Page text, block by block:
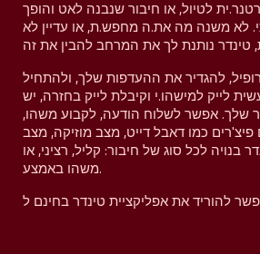
לטיול, או חיבור שנבנה לאט והופך
לא משנה מה את.ה מחפש.ת, או עדיין לא
להגדיר את ההעדפות שלך, ולהתחיל
לייק למישהו.י וקיבלת לייק בחזרה, יש
אפשר לשלוח הודעה, לקבוע משהו,
כמו דאבל דייט, מצב מוזיקה, מצב
בנויה לכל סוג של חיבור: קליל, רציני, או
משהו באמצע.